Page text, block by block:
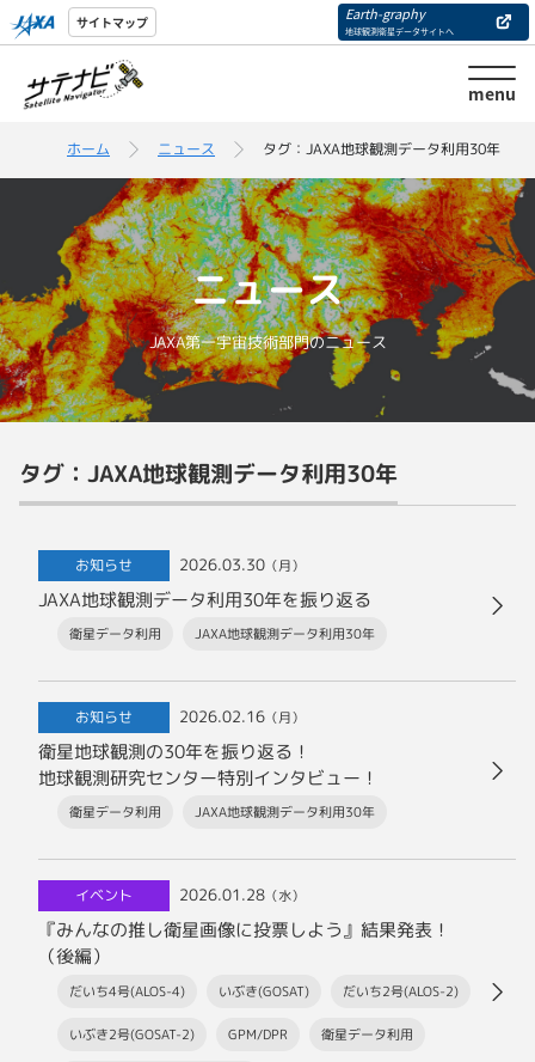
サイトマップ Earth-graphy
地球観測衛星データサイトへ
menu
ホーム ニュース タグ：JAXA地球観測データ利用30年
ニュース
JAXA第一宇宙技術部門のニュース
タグ：JAXA地球観測データ利用30年
お知らせ 2026.03.30 （月）
JAXA地球観測データ利用30年を振り返る
衛星データ利用 JAXA地球観測データ利用30年
お知らせ 2026.02.16 （月）
衛星地球観測の30年を振り返る！
地球観測研究センター特別インタビュー！
衛星データ利用 JAXA地球観測データ利用30年
イベント 2026.01.28 （水）
『みんなの推し衛星画像に投票しよう』結果発表！
（後編）
だいち4号(ALOS-4) いぶき(GOSAT) だいち2号(ALOS-2)
いぶき2号(GOSAT-2) GPM/DPR 衛星データ利用